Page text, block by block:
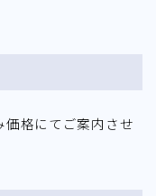
格にてご案内させ